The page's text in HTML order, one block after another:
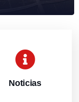
Noticias